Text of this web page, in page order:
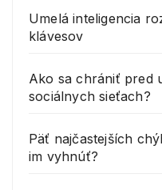
Umelá inteligencia
klávesov
Ako sa chrániť pred
sociálnych sieťach?
Päť najčastejších
im vyhnúť?